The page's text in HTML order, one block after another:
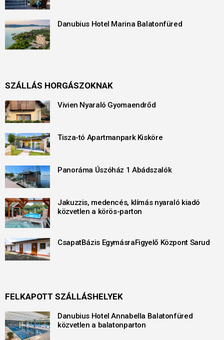
Danubius Hotel Marina Balatonfüred
SZÁLLÁS HORGÁSZOKNAK
Vivien Nyaraló Gyomaendrőd
Tisza-tó Apartmanpark Kisköre
Panoráma Úszóház 1 Abádszalók
Jakuzzis, medencés, klímás nyaraló kiadó
közvetlen a körös-parton
CsapatBázis EgymásraFigyelő Központ Sarud
FELKAPOTT SZÁLLÁSHELYEK
Danubius Hotel Annabella Balatonfüred
közvetlen a balatonparton